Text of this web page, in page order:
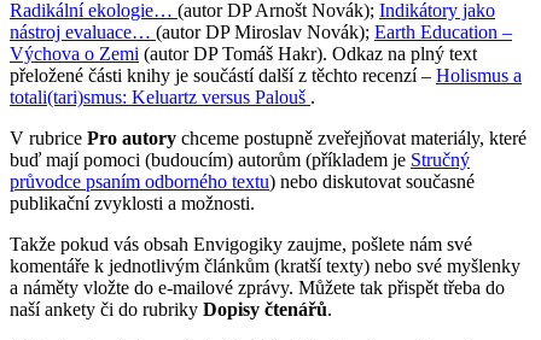
Radikální ekologie… (autor DP Arnošt Novák); Indikátory jako
nástroj evaluace… (autor DP Miroslav Novák); Earth Education –
Výchova o Zemi (autor DP Tomáš Hakr). Odkaz na plný text
přeložené části knihy je součástí další z těchto recenzí – Holismus a
totali(tari)smus: Keluartz versus Palouš .
V rubrice Pro autory chceme postupně zveřejňovat materiály, které
buď mají pomoci (budoucím) autorům (příkladem je Stručný
průvodce psaním odborného textu) nebo diskutovat současné
publikační zvyklosti a možnosti.
Takže pokud vás obsah Envigogiky zaujme, pošlete nám své
komentáře k jednotlivým článkům (kratší texty) nebo své myšlenky
a náměty vložte do e-mailové zprávy. Můžete tak přispět třeba do
naší ankety či do rubriky Dopisy čtenářů.